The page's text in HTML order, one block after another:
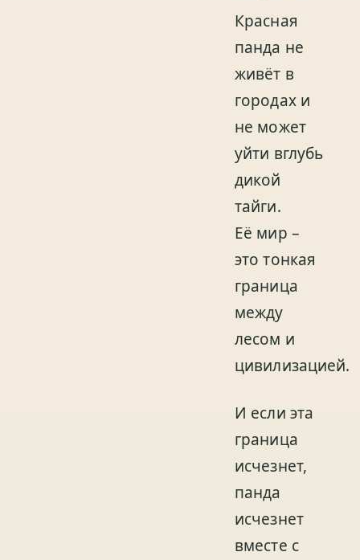
Красная
панда не
живёт в
городах и
не может
уйти вглубь
дикой
тайги.
Её мир –
это тонкая
граница
между
лесом и
цивилизацией.
И если эта
граница
исчезнет,
панда
исчезнет
вместе с